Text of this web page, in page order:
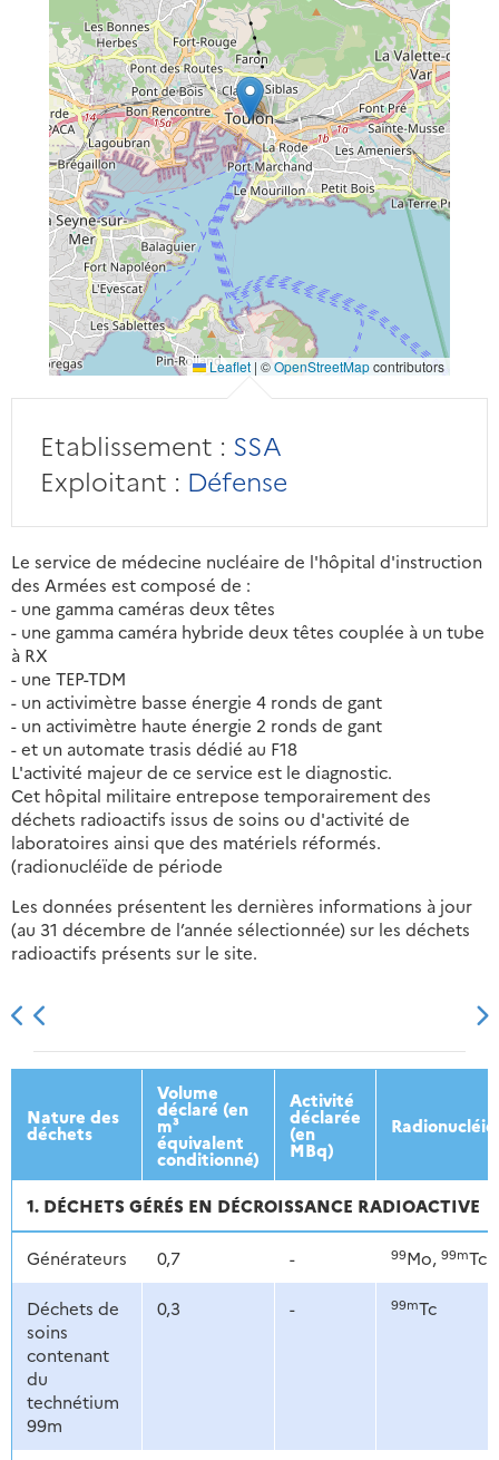
Leaflet | ©OpenStreetMapcontributors
Etablissement : SSA
Exploitant : Défense
Le service de médecine nucléaire de l'hôpital d'instruction
des Armées est composé de :
- une gamma caméras deux têtes
- une gamma caméra hybride deux têtes couplée à un tube
à RX
- une TEP-TDM
- un activimètre basse énergie 4 ronds de gant
- un activimètre haute énergie 2 ronds de gant
- et un automate trasis dédié au F18
L'activité majeur de ce service est le diagnostic.
Cet hôpital militaire entrepose temporairement des
déchets radioactifs issus de soins ou d'activité de
laboratoires ainsi que des matériels réformés.
(radionucléïde de période
Les données présentent les dernières informations à jour
(au 31 décembre de l’année sélectionnée) sur les déchets
radioactifs présents sur le site.
2013 2014 2015 2016
Nature des
déchets
Volume
déclaré (en
m³
équivalent
conditionné)
Activité
déclarée
(en
MBq)
1. DÉCHETS GÉRÉS EN DÉCROISSANCE RADIOACTIVE
Générateurs 0,7 - 99Mo, 99mTc
Déchets de
soins
contenant
du
technétium
99m
0,3 - 99mTc